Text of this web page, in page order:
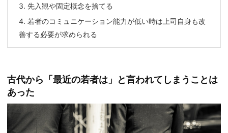
3. 先入観や固定概念を捨てる
4. 若者のコミュニケーション能力が低い時は上司自身も改
善する必要が求められる
古代から「最近の若者は」と言われてしまうことは
あった